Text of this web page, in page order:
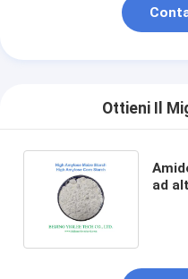
Ottieni Il
ad